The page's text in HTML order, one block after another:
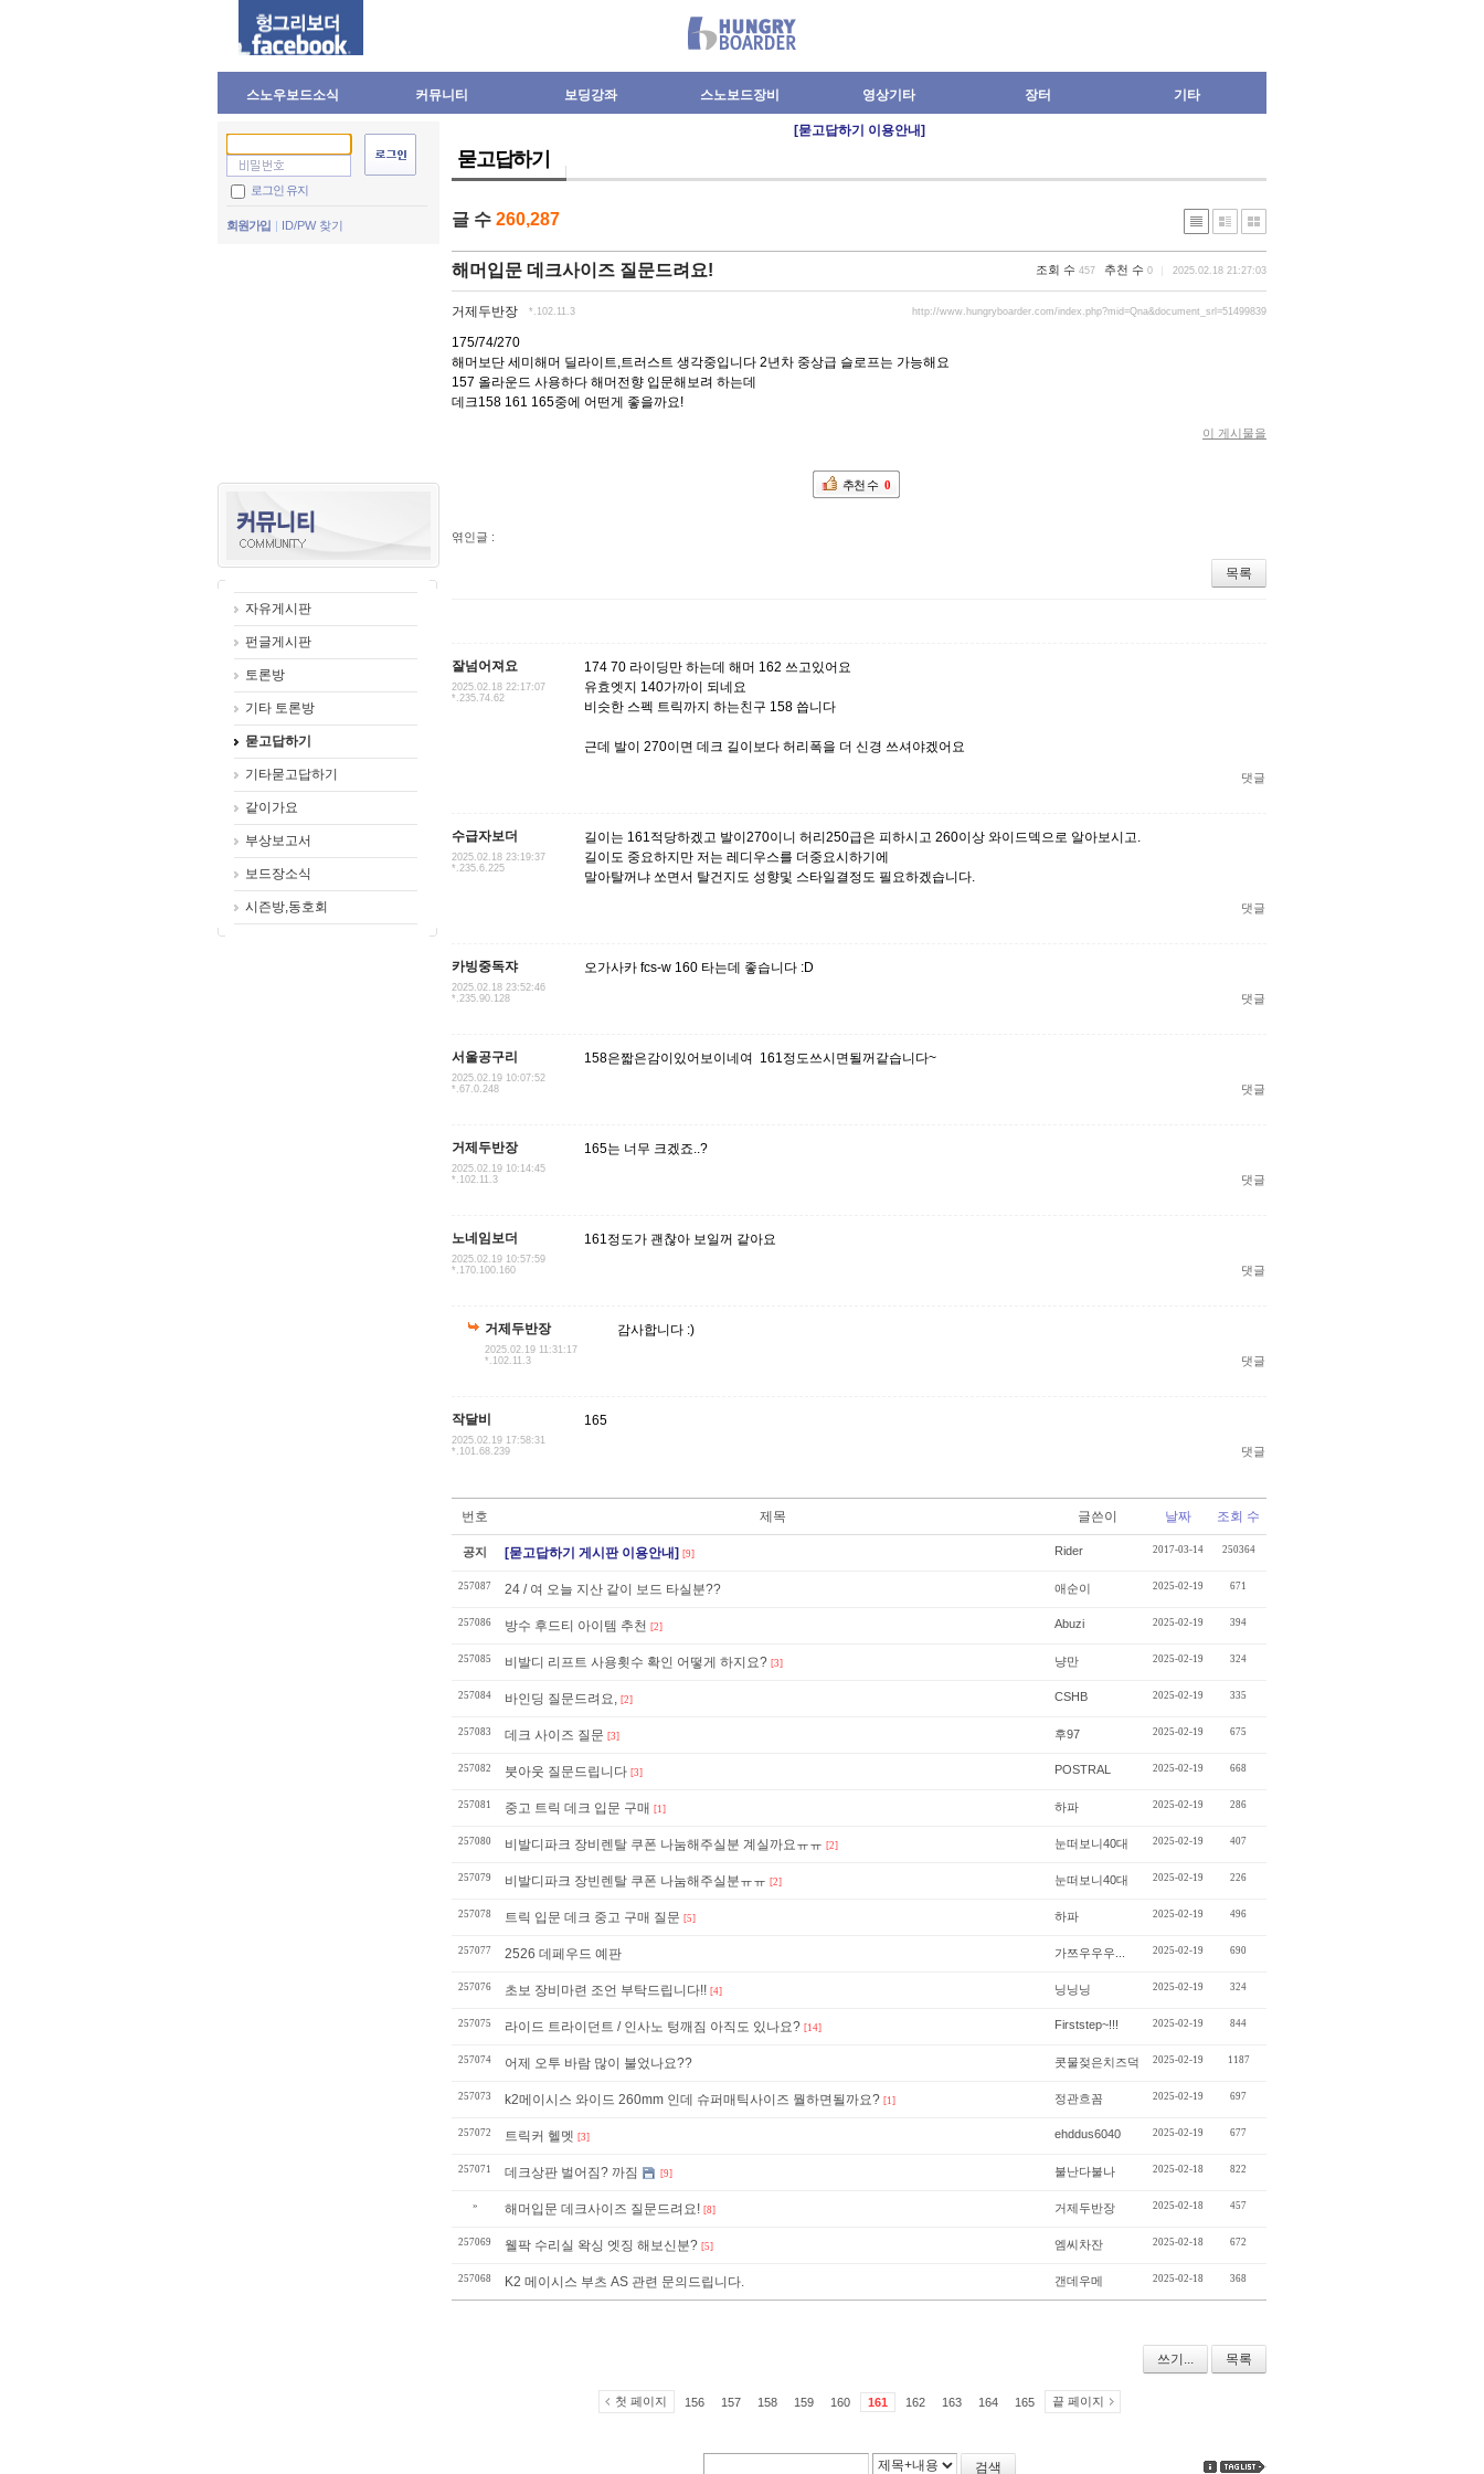
스노우보드소식 커뮤니티 보딩강좌 스노보드장비 영상기타 장터 기타
로그인 유지
회원가입 ID/PW 찾기
자유게시판
펀글게시판
토론방
기타 토론방
묻고답하기
기타묻고답하기
같이가요
부상보고서
보드장소식
시즌방,동호회
[묻고답하기 이용안내]
묻고답하기
글 수 260,287
해머입문 데크사이즈 질문드려요! 조회 수 457 추천 수 0 2025.02.18 21:27:03
거제두반장 *.102.11.3 http://www.hungryboarder.com/index.php?mid=Qna&document_srl=51499839
175/74/270
해머보단 세미해머 딜라이트,트러스트 생각중입니다 2년차 중상급 슬로프는 가능해요
157 올라운드 사용하다 해머전향 입문해보려 하는데
데크158 161 165중에 어떤게 좋을까요!
이 게시물을
추천 수 0
엮인글 :
목록
잘넘어져요
2025.02.18 22:17:07
*.235.74.62
174 70 라이딩만 하는데 해머 162 쓰고있어요
유효엣지 140가까이 되네요
비슷한 스펙 트릭까지 하는친구 158 씁니다
근데 발이 270이면 데크 길이보다 허리폭을 더 신경 쓰셔야겠어요
댓글
수급자보더
2025.02.18 23:19:37
*.235.6.225
길이는 161적당하겠고 발이270이니 허리250급은 피하시고 260이상 와이드덱으로 알아보시고.
길이도 중요하지만 저는 레디우스를 더중요시하기에
말아탈꺼냐 쏘면서 탈건지도 성향및 스타일결정도 필요하겠습니다.
댓글
카빙중독쟈
2025.02.18 23:52:46
*.235.90.128
오가사카 fcs-w 160 타는데 좋습니다 :D
댓글
서울공구리
2025.02.19 10:07:52
*.67.0.248
158은짧은감이있어보이네여 161정도쓰시면될꺼같습니다~
댓글
거제두반장
2025.02.19 10:14:45
*.102.11.3
165는 너무 크겠죠..?
댓글
노네임보더
2025.02.19 10:57:59
*.170.100.160
161정도가 괜찮아 보일꺼 같아요
댓글
거제두반장
2025.02.19 11:31:17
*.102.11.3
감사합니다 :)
댓글
작달비
2025.02.19 17:58:31
*.101.68.239
165
댓글
번호 제목 글쓴이 날짜 조회 수
공지 [묻고답하기 게시판 이용안내] [9] Rider 2017-03-14 250364
257087 24 / 여 오늘 지산 같이 보드 타실분?? 애순이 2025-02-19 671
257086 방수 후드티 아이템 추천 [2] Abuzi 2025-02-19 394
257085 비발디 리프트 사용횟수 확인 어떻게 하지요? [3] 냥만 2025-02-19 324
257084 바인딩 질문드려요, [2] CSHB 2025-02-19 335
257083 데크 사이즈 질문 [3] 후97 2025-02-19 675
257082 붓아웃 질문드립니다 [3] POSTRAL 2025-02-19 668
257081 중고 트릭 데크 입문 구매 [1] 하파 2025-02-19 286
257080 비발디파크 장비렌탈 쿠폰 나눔해주실분 계실까요ㅠㅠ [2] 눈떠보니40대 2025-02-19 407
257079 비발디파크 장빈렌탈 쿠폰 나눔해주실분ㅠㅠ [2] 눈떠보니40대 2025-02-19 226
257078 트릭 입문 데크 중고 구매 질문 [5] 하파 2025-02-19 496
257077 2526 데페우드 예판 가쯔우우우... 2025-02-19 690
257076 초보 장비마련 조언 부탁드립니다!! [4] 닝닝닝 2025-02-19 324
257075 라이드 트라이던트 / 인사노 텅깨짐 아직도 있나요? [14] Firststep~!!! 2025-02-19 844
257074 어제 오투 바람 많이 불었나요?? 콧물젖은치즈덕 2025-02-19 1187
257073 k2메이시스 와이드 260mm 인데 슈퍼매틱사이즈 뭘하면될까요? [1] 정관흐꼼 2025-02-19 697
257072 트릭커 헬멧 [3] ehddus6040 2025-02-19 677
257071 데크상판 벌어짐? 까짐 [9] 불난다불나 2025-02-18 822
» 해머입문 데크사이즈 질문드려요! [8] 거제두반장 2025-02-18 457
257069 웰팍 수리실 왁싱 엣징 해보신분? [5] 엠씨차잔 2025-02-18 672
257068 K2 메이시스 부츠 AS 관련 문의드립니다. 갠데우메 2025-02-18 368
쓰기... 목록
첫 페이지 156 157 158 159 160 161 162 163 164 165 끝 페이지
검색